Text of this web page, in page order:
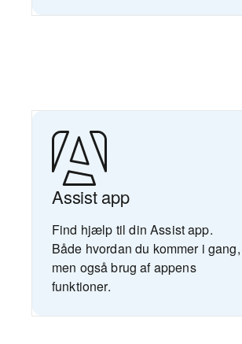
Assist app
Find hjælp til din Assist app.
Både hvordan du kommer i gang,
men også brug af appens
funktioner.